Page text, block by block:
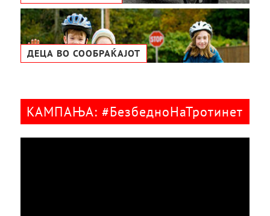
ДЕЦА ВО СООБРАЌАЈОТ
КАМПАЊА: #БезбедноНаТротинет